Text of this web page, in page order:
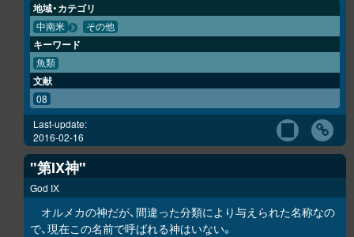
地域・カテゴリ
中南米 その他
キーワード
魚類
文献
08
Last-update:
2016-02-16
"第IX神"
God IX
オルメカの神だが、間違った分類により与えられた名称なの
で、現在この名前で呼ばれる神はいない。